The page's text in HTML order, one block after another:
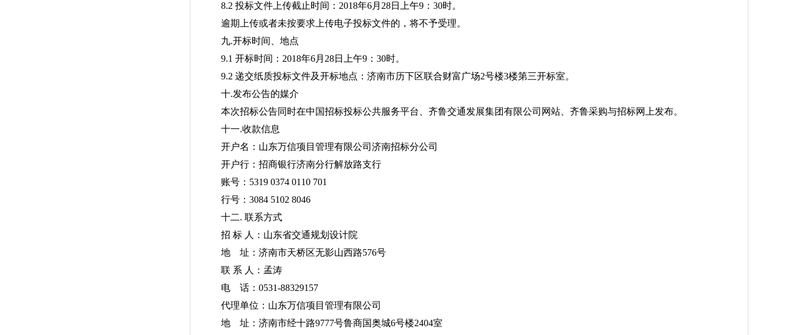
8.2 投标文件上传截止时间：2018年6月28日上午9：30时。
逾期上传或者未按要求上传电子投标文件的，将不予受理。
九.开标时间、地点
9.1 开标时间：2018年6月28日上午9：30时。
9.2 递交纸质投标文件及开标地点：济南市历下区联合财富广场2号楼3楼第三开标室。
十.发布公告的媒介
本次招标公告同时在中国招标投标公共服务平台、齐鲁交通发展集团有限公司网站、齐鲁采购与招标网上发布。
十一.收款信息
开户名：山东万信项目管理有限公司济南招标分公司
开户行：招商银行济南分行解放路支行
账号：5319 0374 0110 701
行号：3084 5102 8046
十二. 联系方式
招 标 人：山东省交通规划设计院
地 址：济南市天桥区无影山西路576号
联 系 人：孟涛
电 话：0531-88329157
代理单位：山东万信项目管理有限公司
地 址：济南市经十路9777号鲁商国奥城6号楼2404室